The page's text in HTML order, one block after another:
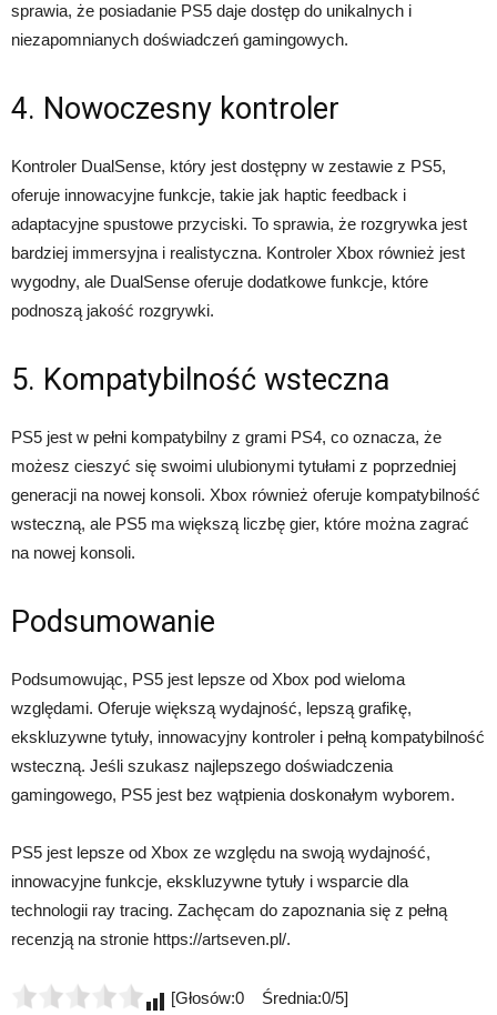
sprawia, że ​​posiadanie PS5 daje dostęp do unikalnych i
niezapomnianych doświadczeń gamingowych.
4. Nowoczesny kontroler
Kontroler DualSense, który jest dostępny w zestawie z PS5,
oferuje innowacyjne funkcje, takie jak haptic feedback i
adaptacyjne spustowe przyciski. To sprawia, że ​​rozgrywka jest
bardziej immersyjna i realistyczna. Kontroler Xbox również jest
wygodny, ale DualSense oferuje dodatkowe funkcje, które
podnoszą jakość rozgrywki.
5. Kompatybilność wsteczna
PS5 jest w pełni kompatybilny z grami PS4, co oznacza, że ​​
możesz cieszyć się swoimi ulubionymi tytułami z poprzedniej
generacji na nowej konsoli. Xbox również oferuje kompatybilność
wsteczną, ale PS5 ma większą liczbę gier, które można zagrać
na nowej konsoli.
Podsumowanie
Podsumowując, PS5 jest lepsze od Xbox pod wieloma
względami. Oferuje większą wydajność, lepszą grafikę,
ekskluzywne tytuły, innowacyjny kontroler i pełną kompatybilność
wsteczną. Jeśli szukasz najlepszego doświadczenia
gamingowego, PS5 jest bez wątpienia doskonałym wyborem.
PS5 jest lepsze od Xbox ze względu na swoją wydajność,
innowacyjne funkcje, ekskluzywne tytuły i wsparcie dla
technologii ray tracing. Zachęcam do zapoznania się z pełną
recenzją na stronie https://artseven.pl/.
[Głosów:0 Średnia:0/5]